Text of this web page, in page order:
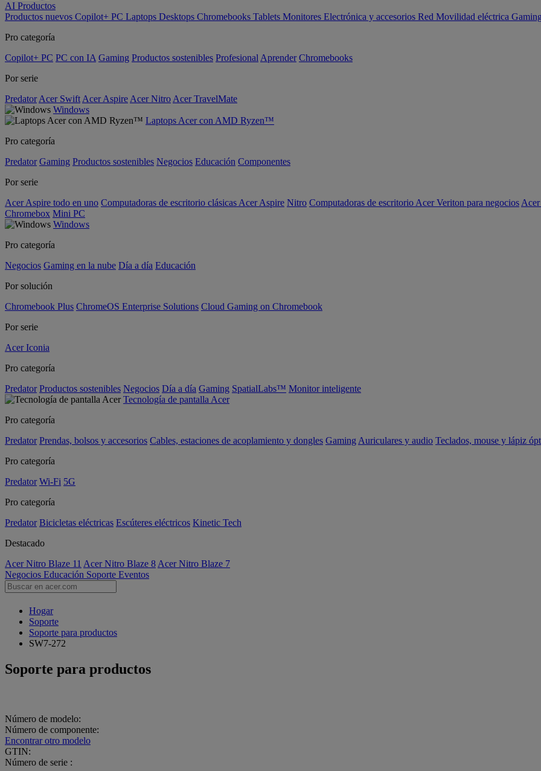
AI Productos
Productos nuevos Copilot+ PC Laptops Desktops Chromebooks Tablets Monitores Electrónica y accesorios Red Movilidad eléctrica
Pro categoría
Copilot+ PC PC con IA Gaming Productos sostenibles Profesional Aprender Chromebooks
Por serie
Predator Acer Swift Acer Aspire Acer Nitro Acer TravelMate
Windows
Laptops Acer con AMD Ryzen™
Pro categoría
Predator Gaming Productos sostenibles Negocios Educación Componentes
Por serie
Acer Aspire todo en uno Computadoras de escritorio clásicas Acer Aspire Nitro Computadoras de escritorio Acer Veriton para negocios
Chromebox Mini PC
Windows
Pro categoría
Negocios Gaming en la nube Día a día Educación
Por solución
Chromebook Plus ChromeOS Enterprise Solutions Cloud Gaming on Chromebook
Por serie
Acer Iconia
Pro categoría
Predator Productos sostenibles Negocios Día a día Gaming SpatialLabs™ Monitor inteligente
Tecnología de pantalla Acer
Pro categoría
Predator Prendas, bolsos y accesorios Cables, estaciones de acoplamiento y dongles Gaming Auriculares y audio Teclados, mouse y lápiz
Pro categoría
Predator Wi-Fi 5G
Pro categoría
Predator Bicicletas eléctricas Escúteres eléctricos Kinetic Tech
Destacado
Acer Nitro Blaze 11 Acer Nitro Blaze 8 Acer Nitro Blaze 7
Negocios Educación Soporte Eventos
Hogar
Soporte
Soporte para productos
SW7-272
Soporte para productos
Número de modelo:
Número de componente:
Encontrar otro modelo
GTIN:
Número de serie :